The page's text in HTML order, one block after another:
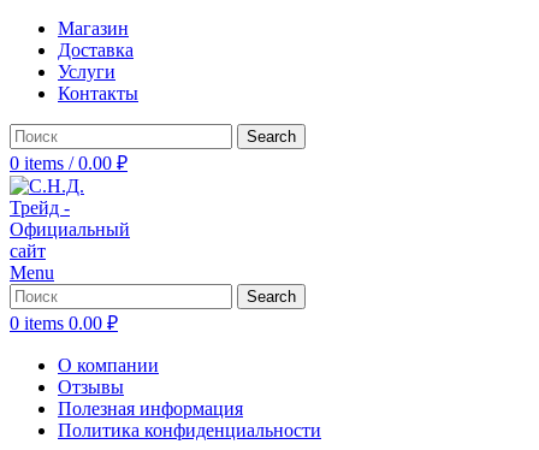
Магазин
Доставка
Услуги
Контакты
Search
0 items / 0.00 ₽
Menu
Search
0 items 0.00 ₽
О компании
Отзывы
Полезная информация
Политика конфиденциальности